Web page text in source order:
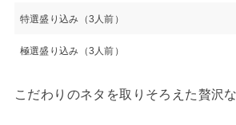
特選盛り込み（3人前）
極選盛り込み（3人前）
こだわりのネタを取りそろえた贅沢